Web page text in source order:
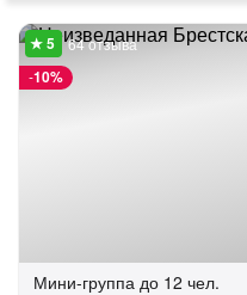
-10%
64 отзыва
Мини-группа до 12 чел.